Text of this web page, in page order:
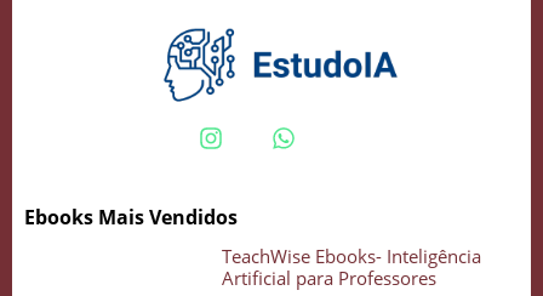
Ebooks Mais Vendidos
TeachWise Ebooks- Inteligência
Artificial para Professores